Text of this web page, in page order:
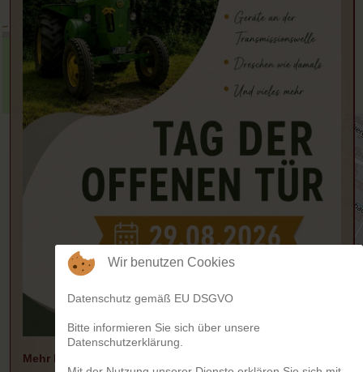
© OpenStreetMap
Mehr lesen
Wir benutzen Cookies
Datenschutz gemäß EU DSGVO
Bitte informieren Sie sich über unsere
Datenschutzerklärung.